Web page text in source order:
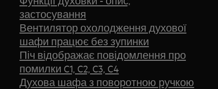
застосування
Вентилятор охолодження духової
шафи працює без зупинки
Піч відображає повідомлення про
помилки C1, C2, C3, C4
Духова шафа з поворотною ручкою